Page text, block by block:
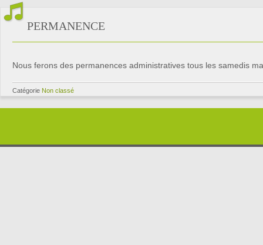
PERMANENCE
Nous ferons des permanences administratives tous les samedis
Catégorie Non classé